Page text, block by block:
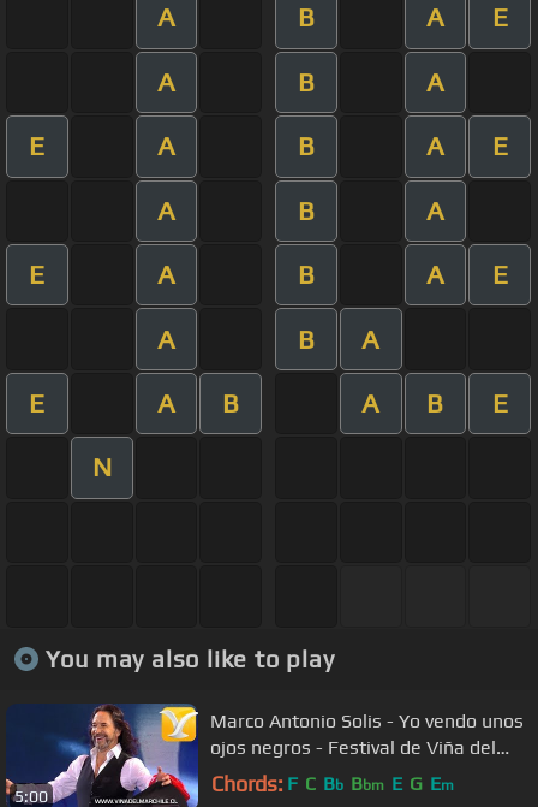
A B A E
A B A
E A B A E
A B A
E A B A E
A B A
E A B A B E
N
You may also like to play
5:00
Marco Antonio Solis - Yo vendo unos
ojos negros - Festival de Viña del
Mar 2016 HD
Chords: F C Bb Bbm E G Em